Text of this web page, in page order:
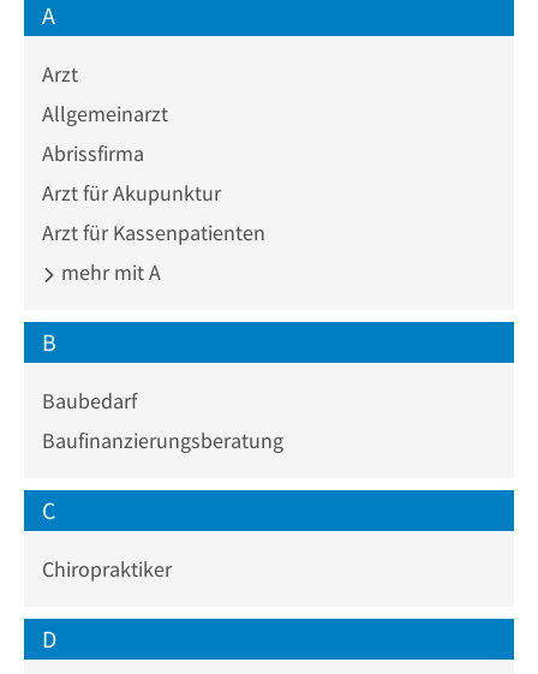
A
Arzt
Allgemeinarzt
Abrissfirma
Arzt für Akupunktur
Arzt für Kassenpatienten
mehr mit A
B
Baubedarf
Baufinanzierungsberatung
C
Chiropraktiker
D